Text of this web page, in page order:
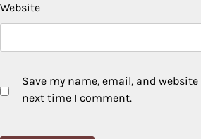
Website
Save my name, email, and
next time I comment.